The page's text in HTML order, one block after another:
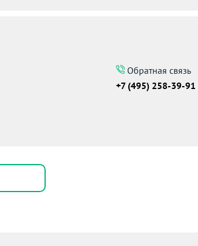
Обратная связь
+7 (495) 258-39-91